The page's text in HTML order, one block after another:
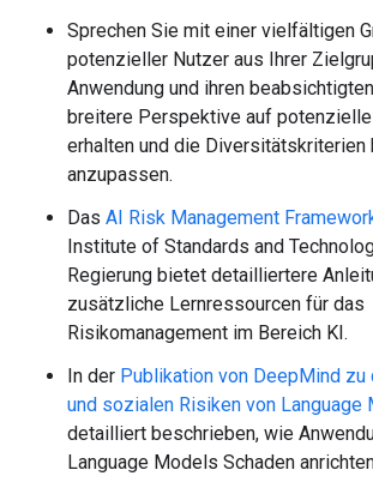
Sprechen Sie mit einer vielfältigen
potenzieller Nutzer aus Ihrer
Anwendung und ihren
breitere Perspektive auf
erhalten und die Diversitätskriterien
anzupassen.
Das AI Risk Management
Institute of Standards and
Regierung bietet detailliertere
zusätzliche Lernressourcen für das
Risikomanagement im Bereich KI.
In der Publikation von DeepMind zu
und sozialen Risiken von Language
detailliert beschrieben, wie
Language Models Schaden